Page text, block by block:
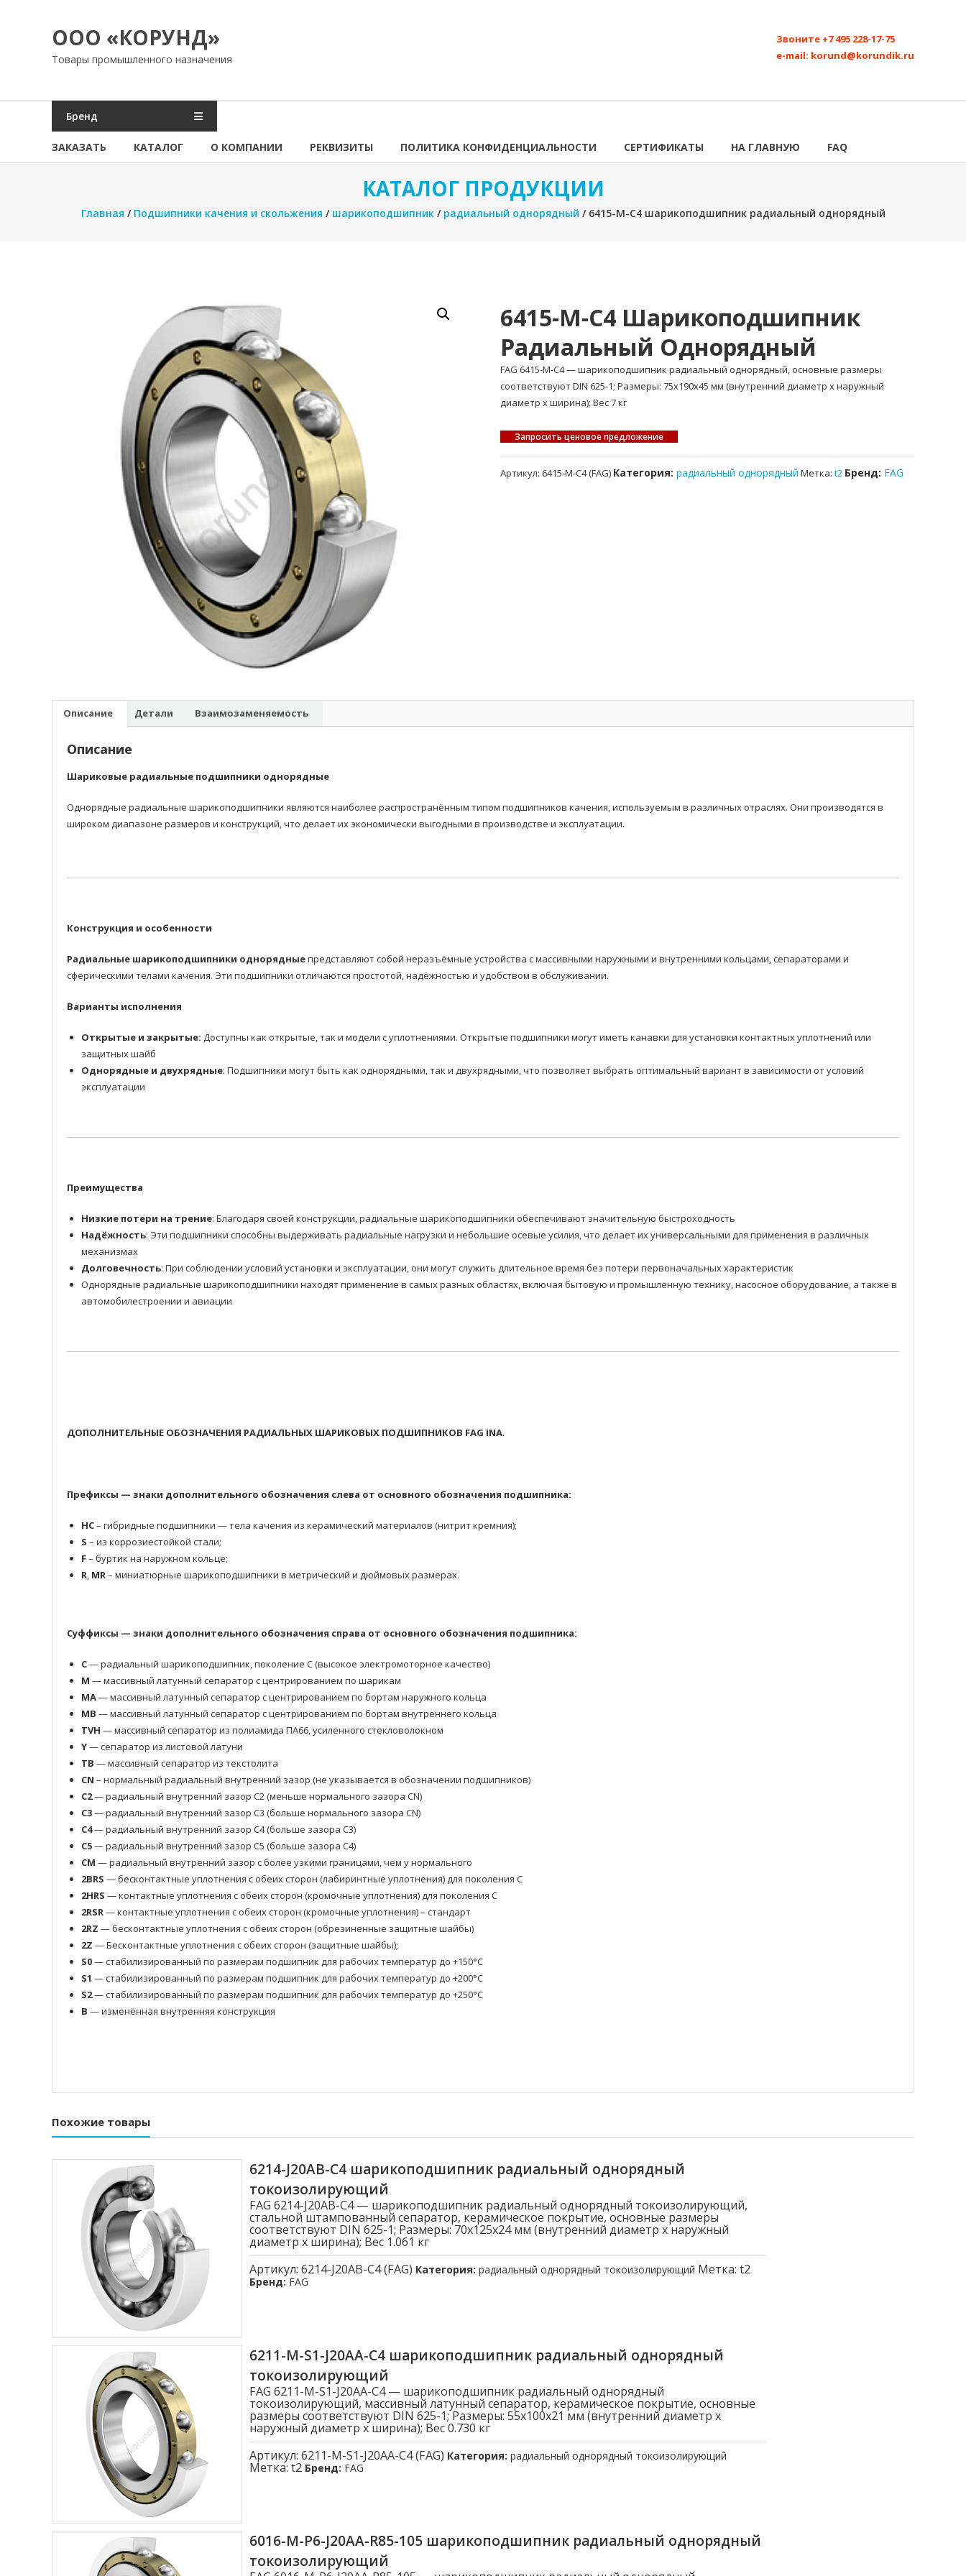
содержимомуООО «КОРУНД»
Товары промышленного назначения
Звоните +7 495 228-17-75
e-mail: korund@korundik.ru
Бренд
ЗАКАЗАТЬ КАТАЛОГ О КОМПАНИИ РЕКВИЗИТЫ ПОЛИТИКА КОНФИДЕНЦИАЛЬНОСТИ СЕРТИФИКАТЫ НА ГЛАВНУЮ FAQ
КАТАЛОГ ПРОДУКЦИИ
Главная / Подшипники качения и скольжения / шарикоподшипник/ радиальный однорядный / 6415-M-C4 шарикоподшипник радиальный однорядный
6415-M-C4 Шарикоподшипник
Радиальный Однорядный
FAG 6415-M-C4 — шарикоподшипник радиальный однорядный, основные размеры
соответствуют DIN 625-1; Размеры: 75x190x45 мм (внутренний диаметр x наружный
диаметр x ширина); Вес 7 кг
Запросить ценовое предложение
Артикул: 6415-M-C4 (FAG) Категория: радиальный однорядный Метка: t2 Бренд: FAG
Описание Детали Взаимозаменяемость
Описание
Шариковые радиальные подшипники однорядные
Однорядные радиальные шарикоподшипники являются наиболее распространённым типом подшипников качения, используемым в различных отраслях. Они производятся в
широком диапазоне размеров и конструкций, что делает их экономически выгодными в производстве и эксплуатации.
Конструкция и особенности
Радиальные шарикоподшипники однорядныепредставляют собой неразъёмные устройства с массивными наружными и внутренними кольцами, сепараторами и
сферическими телами качения. Эти подшипники отличаются простотой, надёжностью и удобством в обслуживании.
Варианты исполнения
Открытые и закрытые: Доступны как открытые, так и модели с уплотнениями. Открытые подшипники могут иметь канавки для установки контактных уплотнений или
защитных шайб
Однорядные и двухрядные: Подшипники могут быть как однорядными, так и двухрядными, что позволяет выбрать оптимальный вариант в зависимости от условий
эксплуатации
Преимущества
Низкие потери на трение: Благодаря своей конструкции, радиальные шарикоподшипники обеспечивают значительную быстроходность
Надёжность: Эти подшипники способны выдерживать радиальные нагрузки и небольшие осевые усилия, что делает их универсальными для применения в различных
механизмах
Долговечность: При соблюдении условий установки и эксплуатации, они могут служить длительное время без потери первоначальных характеристик
Однорядные радиальные шарикоподшипники находят применение в самых разных областях, включая бытовую и промышленную технику, насосное оборудование, а также в
автомобилестроении и авиации
ДОПОЛНИТЕЛЬНЫЕ ОБОЗНАЧЕНИЯ РАДИАЛЬНЫХ ШАРИКОВЫХ ПОДШИПНИКОВ FAG INA.
Префиксы — знаки дополнительного обозначения слева от основного обозначения подшипника:
HC– гибридные подшипники — тела качения из керамический материалов (нитрит кремния);
S – из коррозиестойкой стали;
F– буртик на наружном кольце;
R, MR– миниатюрные шарикоподшипники в метрический и дюймовых размерах.
Суффиксы — знаки дополнительного обозначения справа от основного обозначения подшипника:
C— радиальный шарикоподшипник, поколение C (высокое электромоторное качество)
M — массивный латунный сепаратор с центрированием по шарикам
MA— массивный латунный сепаратор с центрированием по бортам наружного кольца
MB — массивный латунный сепаратор с центрированием по бортам внутреннего кольца
TVH — массивный сепаратор из полиамида ПА66, усиленного стекловолокном
Y— сепаратор из листовой латуни
TB — массивный сепаратор из текстолита
CN – нормальный радиальный внутренний зазор (не указывается в обозначении подшипников)
C2— радиальный внутренний зазор C2 (меньше нормального зазора CN)
C3— радиальный внутренний зазор C3 (больше нормального зазора CN)
C4— радиальный внутренний зазор C4 (больше зазора C3)
C5— радиальный внутренний зазор C5 (больше зазора C4)
CM — радиальный внутренний зазор с более узкими границами, чем у нормального
2BRS — бесконтактные уплотнения с обеих сторон (лабиринтные уплотнения) для поколения C
2HRS — контактные уплотнения с обеих сторон (кромочные уплотнения) для поколения C
2RSR— контактные уплотнения с обеих сторон (кромочные уплотнения) – стандарт
2RZ — бесконтактные уплотнения с обеих сторон (обрезиненные защитные шайбы)
2Z — Бесконтактные уплотнения с обеих сторон (защитные шайбы);
S0— стабилизированный по размерам подшипник для рабочих температур до +150°C
S1 — стабилизированный по размерам подшипник для рабочих температур до +200°C
S2— стабилизированный по размерам подшипник для рабочих температур до +250°C
B — изменённая внутренняя конструкция
Похожие товары
6214-J20AB-C4 шарикоподшипник радиальный однорядный
токоизолирующий
FAG 6214-J20AB-C4 — шарикоподшипник радиальный однорядный токоизолирующий,
стальной штампованный сепаратор, керамическое покрытие, основные размеры
соответствуют DIN 625-1; Размеры: 70x125x24 мм (внутренний диаметр x наружный
диаметр x ширина); Вес 1.061 кг
Артикул: 6214-J20AB-C4 (FAG) Категория: радиальный однорядный токоизолирующий Метка: t2
Бренд: FAG
6211-M-S1-J20AA-C4 шарикоподшипник радиальный однорядный
токоизолирующий
FAG 6211-M-S1-J20AA-C4 — шарикоподшипник радиальный однорядный
токоизолирующий, массивный латунный сепаратор, керамическое покрытие, основные
размеры соответствуют DIN 625-1; Размеры: 55x100x21 мм (внутренний диаметр x
наружный диаметр x ширина); Вес 0.730 кг
Артикул: 6211-M-S1-J20AA-C4 (FAG) Категория: радиальный однорядный токоизолирующий
Метка: t2 Бренд: FAG
6016-M-P6-J20AA-R85-105 шарикоподшипник радиальный однорядный
токоизолирующий